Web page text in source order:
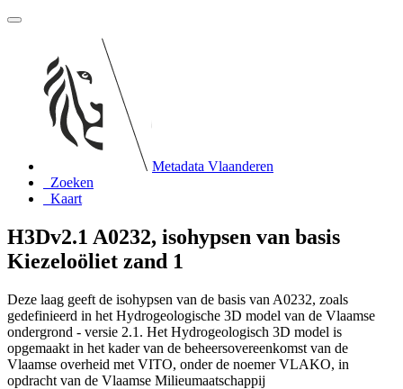
Metadata Vlaanderen
Zoeken
Kaart
H3Dv2.1 A0232, isohypsen van basis
Kiezeloöliet zand 1
Deze laag geeft de isohypsen van de basis van A0232, zoals
gedefinieerd in het Hydrogeologische 3D model van de Vlaamse
ondergrond - versie 2.1. Het Hydrogeologisch 3D model is
opgemaakt in het kader van de beheersovereenkomst van de
Vlaamse overheid met VITO, onder de noemer VLAKO, in
opdracht van de Vlaamse Milieumaatschappij